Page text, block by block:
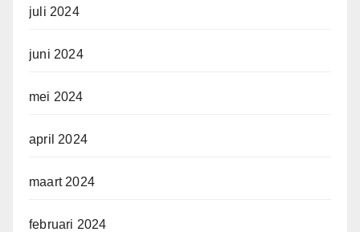
juli 2024
juni 2024
mei 2024
april 2024
maart 2024
februari 2024